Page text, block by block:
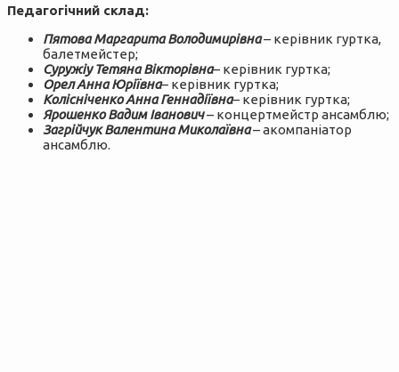
Педагогічний склад:
Пятова Маргарита Володимирівна– керівник гуртка,
балетмейстер;
Суружіу Тетяна Вікторівна– керівник гуртка;
Орел Анна Юріївна– керівник гуртка;
Колісніченко Анна Геннадіївна– керівник гуртка;
Ярошенко Вадим Іванович– концертмейстр ансамблю;
Загрійчук Валентина Миколаївна– акомпаніатор
ансамблю.